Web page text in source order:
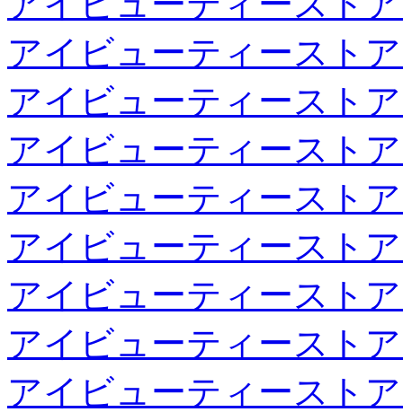
アイビューティースト
アイビューティースト
アイビューティースト
アイビューティースト
アイビューティースト
アイビューティースト
アイビューティースト
アイビューティースト